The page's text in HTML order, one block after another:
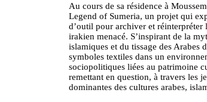
Au cours de sa résidence à
Legend of Sumeria, un projet qui
d’outil pour archiver et réinterpréter
irakien menacé. S’inspirant de la
islamiques et du tissage des Arabes
symboles textiles dans un
sociopolitiques liées au patrimoine
remettant en question, à travers les
dominantes des cultures arabes,